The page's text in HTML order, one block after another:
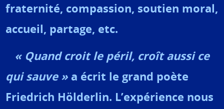
fraternité, compassion, soutien moral,
accueil, partage, etc.
« Quand croit le péril, croît aussi ce
qui sauve » a écrit le grand poète
Friedrich Hölderlin. L’expérience nous